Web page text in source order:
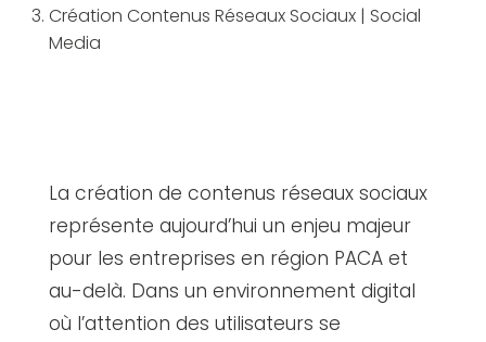
Création Contenus Réseaux Sociaux | Social
Media
La création de contenus réseaux sociaux
représente aujourd’hui un enjeu majeur
pour les entreprises en région PACA et
au-delà. Dans un environnement digital
où l’attention des utilisateurs se